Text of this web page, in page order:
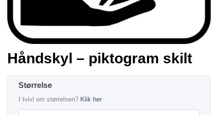
Håndskyl – piktogram skilt
Størrelse
I tvivl om størrelsen? Klik her